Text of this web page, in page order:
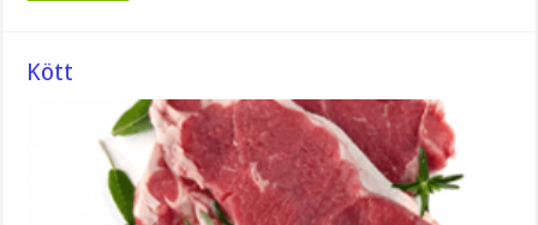
Kött